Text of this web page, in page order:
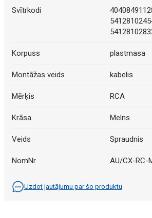
Svītrkodi
Korpuss plastmasa
Montāžas veids kabelis
Mērķis RCA
Krāsa Melns
Veids Spraudnis
NomNr AU/CX-RC-
Uzdot jautājumu par šo produktu